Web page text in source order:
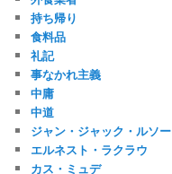
持ち帰り
食料品
礼記
事なかれ主義
中庸
中道
ジャン・ジャック・ルソー
エルネスト・ラクラウ
カス・ミュデ